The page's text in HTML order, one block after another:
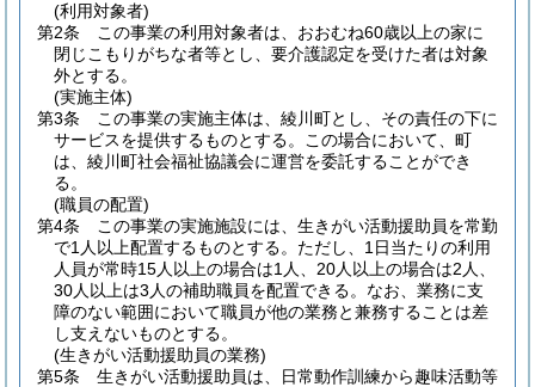
(利用対象者)
第2条
この事業の利用対象者は、おおむね60歳以上の家に
閉じこもりがちな者等とし、要介護認定を受けた者は対象
外とする。
(実施主体)
第3条
この事業の実施主体は、綾川町とし、その責任の下に
サービスを提供するものとする。
この場合において、町
は、綾川町社会福祉協議会に運営を委託することができ
る。
(職員の配置)
第4条
この事業の実施施設には、生きがい活動援助員を常勤
で1人以上配置するものとする。 ただし、1日当たりの利用
人員が常時15人以上の場合は1人、20人以上の場合は2人、
30人以上は3人の補助職員を配置できる。 なお、業務に支
障のない範囲において職員が他の業務と兼務することは差
し支えないものとする。
(生きがい活動援助員の業務)
第5条
生きがい活動援助員は、日常動作訓練から趣味活動等